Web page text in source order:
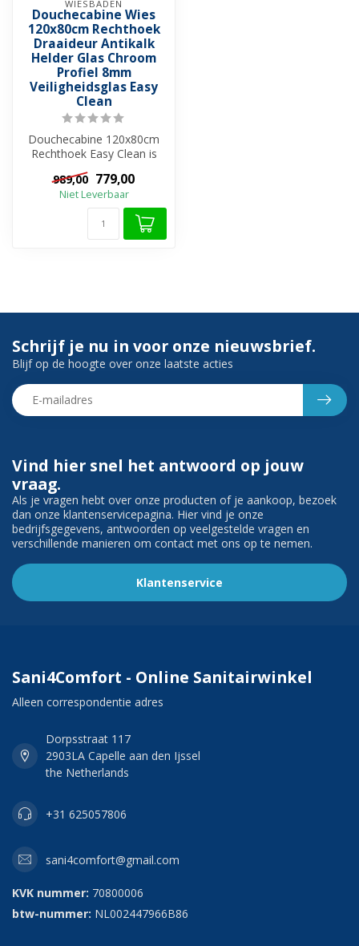
WIESBADEN
Douchecabine Wies
120x80cm Rechthoek
Draaideur Antikalk
Helder Glas Chroom
Profiel 8mm
Veiligheidsglas Easy
Clean
Douchecabine 120x80cm
Rechthoek Easy Clean is
een veilige, hygiënische en
elegan...
989,00 779,00
Niet Leverbaar
Vind hier snel het antwoord op jouw
vraag.
Als je vragen hebt over onze producten of je aankoop, bezoek
dan onze klantenservicepagina. Hier vind je onze
bedrijfsgegevens, antwoorden op veelgestelde vragen en
verschillende manieren om contact met ons op te nemen.
Klantenservice
Schrijf je nu in voor onze nieuwsbrief.
Blijf op de hoogte over onze laatste acties
Sani4Comfort - Online Sanitairwinkel
Alleen correspondentie adres
Dorpsstraat 117
2903LA Capelle aan den Ijssel
the Netherlands
+31 625057806
sani4comfort@gmail.com
KVK nummer: 70800006
btw-nummer: NL002447966B86